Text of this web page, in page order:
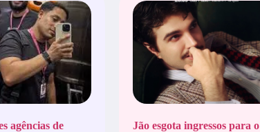
agências de
Jão esgota ingressos para o